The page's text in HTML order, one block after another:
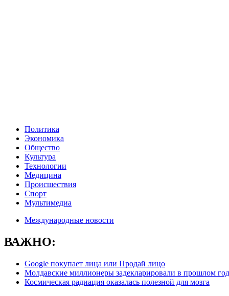
Политика
Экономика
Общество
Культура
Технологии
Медицина
Происшествия
Спорт
Мультимедиа
Международные новости
ВАЖНО:
Google покупает лица или Продай лицо
Молдавские миллионеры задекларировали в прошлом
Космическая радиация оказалась полезной для мозга